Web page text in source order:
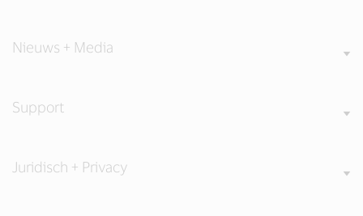
Nieuws + Media
Support
Juridisch + Privacy